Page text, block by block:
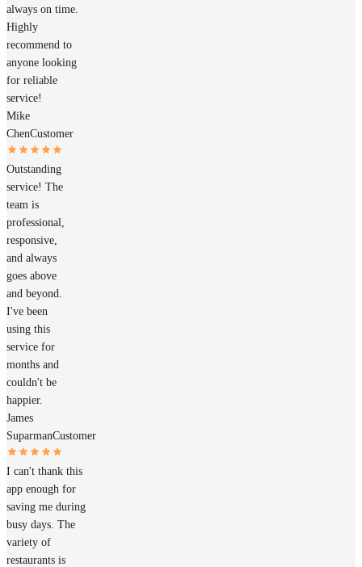
always on time.
Highly
recommend to
anyone looking
for reliable
service!
Mike
ChenCustomer
Outstanding
service! The
team is
professional,
responsive,
and always
goes above
and beyond.
I've been
using this
service for
months and
couldn't be
happier.
James
SuparmanCustomer
I can't thank this
app enough for
saving me during
busy days. The
variety of
restaurants is